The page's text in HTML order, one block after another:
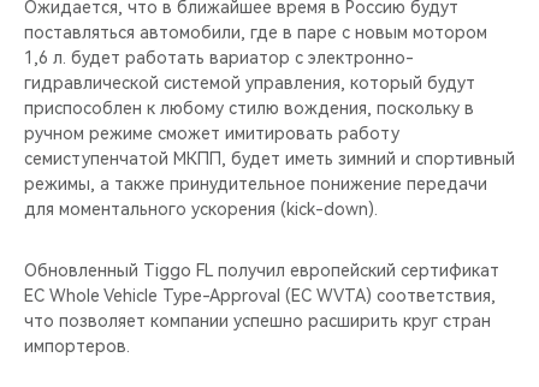
Ожидается, что в ближайшее время в Россию будут
поставляться автомобили, где в паре с новым мотором
1,6 л. будет работать вариатор с электронно-
гидравлической системой управления, который будут
приспособлен к любому стилю вождения, поскольку в
ручном режиме сможет имитировать работу
семиступенчатой МКПП, будет иметь зимний и спортивный
режимы, а также принудительное понижение передачи
для моментального ускорения (kick-down).
Обновленный Tiggo FL получил европейский сертификат
EC Whole Vehicle Type-Approval (EC WVTA) соответствия,
что позволяет компании успешно расширить круг стран
импортеров.